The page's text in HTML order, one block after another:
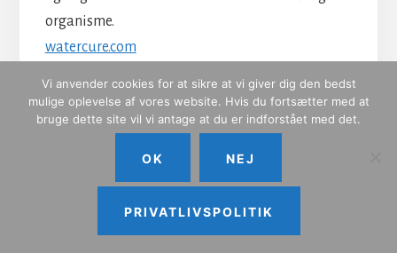
organisme.
watercure.com
Wellbeing Foundation (Irland)
Overvåger det irske psykiatriske
Vi anvender cookies for at sikre at vi giver dig den bedst
mulige oplevelse af vores website. Hvis du fortsætter med at
bruge dette site vil vi antage at du er indforstået med det.
OK NEJ
PRIVATLIVSPOLITIK